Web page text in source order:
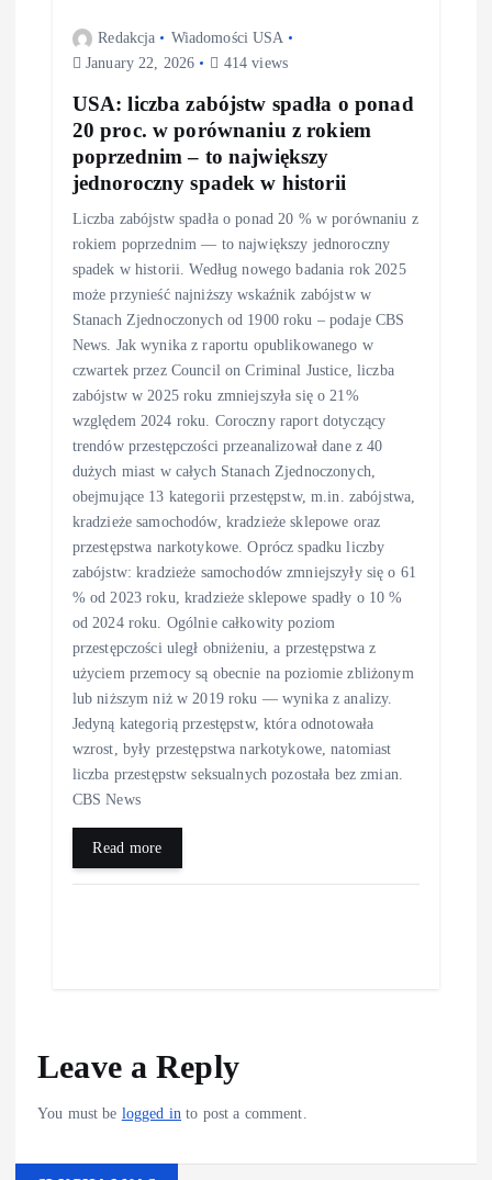
Redakcja
Wiadomości USA
January 22, 2026
414 views
USA: liczba zabójstw spadła o ponad
20 proc. w porównaniu z rokiem
poprzednim – to największy
jednoroczny spadek w historii
Liczba zabójstw spadła o ponad 20 % w porównaniu z
rokiem poprzednim — to największy jednoroczny
spadek w historii. Według nowego badania rok 2025
może przynieść najniższy wskaźnik zabójstw w
Stanach Zjednoczonych od 1900 roku – podaje CBS
News. Jak wynika z raportu opublikowanego w
czwartek przez Council on Criminal Justice, liczba
zabójstw w 2025 roku zmniejszyła się o 21%
względem 2024 roku. Coroczny raport dotyczący
trendów przestępczości przeanalizował dane z 40
dużych miast w całych Stanach Zjednoczonych,
obejmujące 13 kategorii przestępstw, m.in. zabójstwa,
kradzieże samochodów, kradzieże sklepowe oraz
przestępstwa narkotykowe. Oprócz spadku liczby
zabójstw: kradzieże samochodów zmniejszyły się o 61
% od 2023 roku, kradzieże sklepowe spadły o 10 %
od 2024 roku. Ogólnie całkowity poziom
przestępczości uległ obniżeniu, a przestępstwa z
użyciem przemocy są obecnie na poziomie zbliżonym
lub niższym niż w 2019 roku — wynika z analizy.
Jedyną kategorią przestępstw, która odnotowała
wzrost, były przestępstwa narkotykowe, natomiast
liczba przestępstw seksualnych pozostała bez zmian.
CBS News
Read more
Leave a Reply
You must be logged in to post a comment.